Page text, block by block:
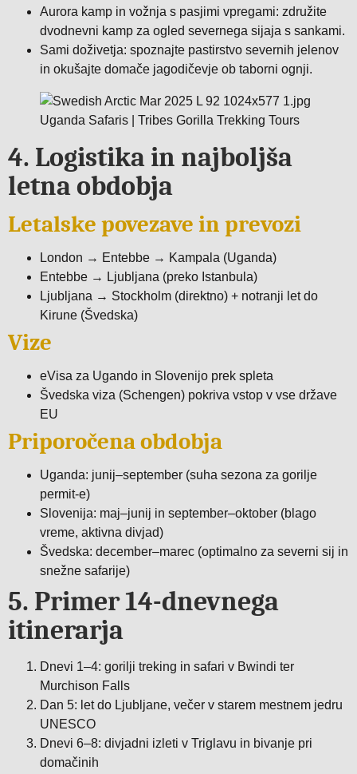
Aurora kamp in vožnja s pasjimi vpregami: združite
dvodnevni kamp za ogled severnega sijaja s sankami.
Sami doživetja: spoznajte pastirstvo severnih jelenov
in okušajte domače jagodičevje ob taborni ognji.
4. Logistika in najboljša
letna obdobja
Letalske povezave in prevozi
London → Entebbe → Kampala (Uganda)
Entebbe → Ljubljana (preko Istanbula)
Ljubljana → Stockholm (direktno) + notranji let do
Kirune (Švedska)
Vize
eVisa za Ugando in Slovenijo prek spleta
Švedska viza (Schengen) pokriva vstop v vse države
EU
Priporočena obdobja
Uganda: junij–september (suha sezona za gorilje
permit-e)
Slovenija: maj–junij in september–oktober (blago
vreme, aktivna divjad)
Švedska: december–marec (optimalno za severni sij in
snežne safarije)
5. Primer 14-dnevnega
itinerarja
Dnevi 1–4: gorilji treking in safari v Bwindi ter
Murchison Falls
Dan 5: let do Ljubljane, večer v starem mestnem jedru
UNESCO
Dnevi 6–8: divjadni izleti v Triglavu in bivanje pri
domačinih